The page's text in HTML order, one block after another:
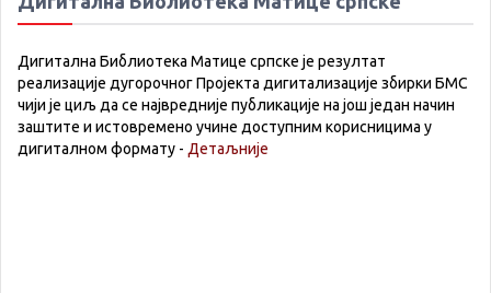
Дигитална Библиотека Матице српске је резултат
реализације дугорочног Пројекта дигитализације збирки БМС
чији је циљ да се највредније публикације на још један начин
заштите и истовремено учине доступним корисницима у
дигиталном формату - Детаљније